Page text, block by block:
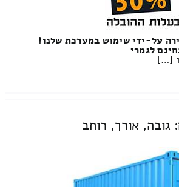
על-ידי שימוש במערכת שלנו!
לגמרי
[…]
גובה, אורך, רוחב